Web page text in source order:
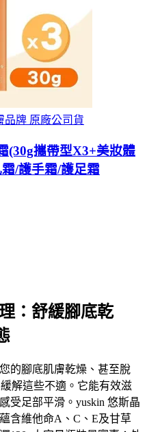
品牌 原廠公司貨
(30g攜帶型X3+美妝體
/護手霜/護足霜
：舒緩腳底乾
的腳底肌膚乾燥、甚至脫
解這些不適。它能有效滋
受足部平滑。yuskin 悠斯晶
含維他命A、C、E及甘草